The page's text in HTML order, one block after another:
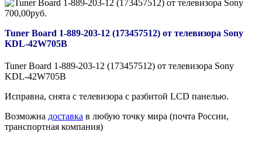
700,00руб.
Tuner Board 1-889-203-12 (173457512) от телевизора Sony
KDL-42W705B
Tuner Board 1-889-203-12 (173457512) от телевизора Sony
KDL-42W705B
Исправна, снята с телевизора с разбитой LCD панелью.
Возможна доставка в любую точку мира (почта России,
транспортная компания)